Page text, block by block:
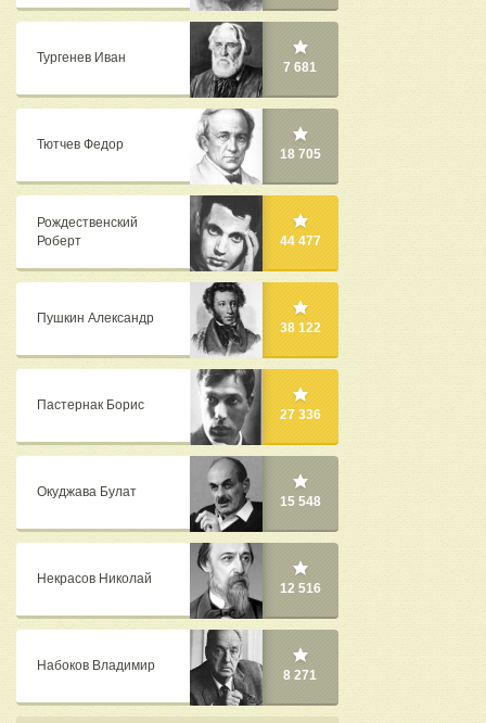
Тургенев Иван
7 681
Тютчев Федор
18 705
Рождественский
Роберт
44 477
Пушкин Александр
38 122
Пастернак Борис
27 336
Окуджава Булат
15 548
Некрасов Николай
12 516
Набоков Владимир
8 271